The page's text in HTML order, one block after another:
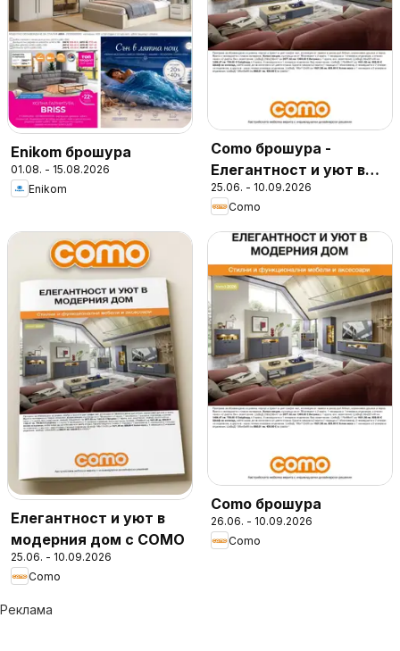
Enikom брошура
01.08. - 15.08.2026
Enikom
Como брошура -
Елегантност и уют в
модерния дом
25.06. - 10.09.2026
Como
Елегантност и уют в
модерния дом с COMO
25.06. - 10.09.2026
Como
Como брошура
26.06. - 10.09.2026
Como
Реклама